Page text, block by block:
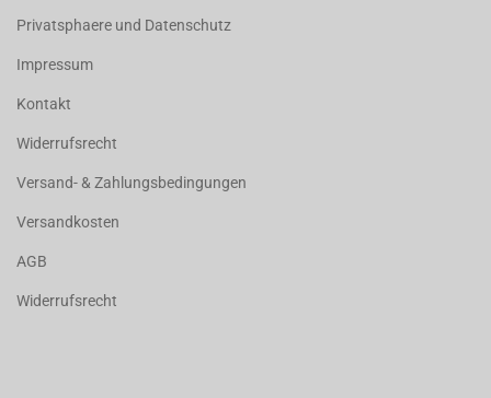
Privatsphaere und Datenschutz
Impressum
Kontakt
Widerrufsrecht
Versand- & Zahlungsbedingungen
Versandkosten
AGB
Widerrufsrecht